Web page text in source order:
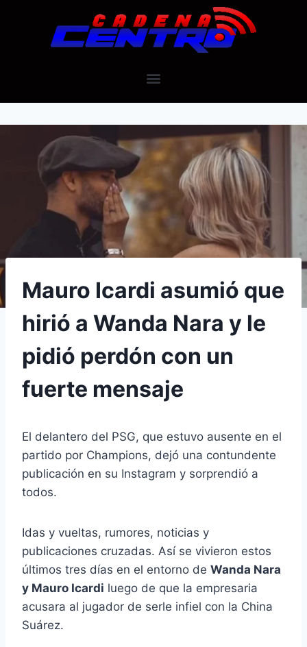
Mauro Icardi asumió que
hirió a Wanda Nara y le
pidió perdón con un
fuerte mensaje
El delantero del PSG, que estuvo ausente en el
partido por Champions, dejó una contundente
publicación en su Instagram y sorprendió a
todos.
Idas y vueltas, rumores, noticias y
publicaciones cruzadas. Así se vivieron estos
últimos tres días en el entorno de Wanda Nara
y Mauro Icardi luego de que la empresaria
acusara al jugador de serle infiel con la China
Suárez.